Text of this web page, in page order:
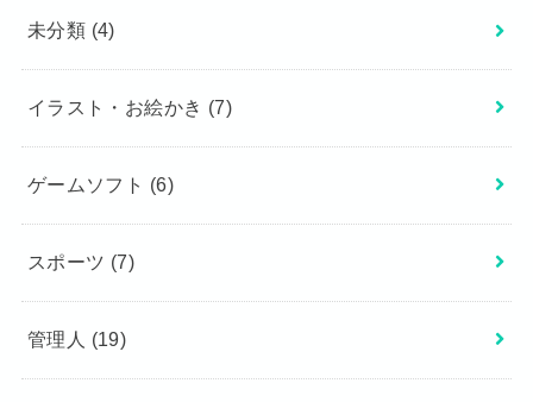
未分類 (4)
イラスト・お絵かき (7)
ゲームソフト (6)
スポーツ (7)
管理人 (19)